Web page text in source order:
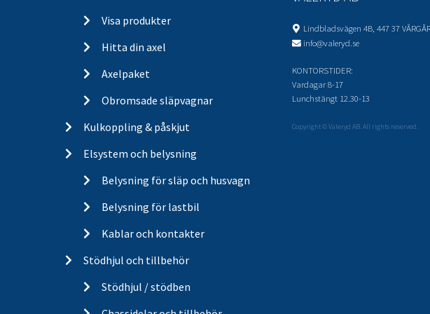
Visa produkter
Hitta din axel
Axelpaket
Obromsade släpvagnar
Kulkoppling & påskjut
Elsystem och belysning
Belysning för släp och husvagn
Belysning för lastbil
Kablar och kontakter
Stödhjul och tillbehör
Stödhjul / stödben
Lindbladsvägen 4B, 447 37
info@valeryd.se
KONTORSTIDER:
Vardagar 8-17
Lunchstängt 12.30-13
Copyright © Valeryd AB. All rights reserved.